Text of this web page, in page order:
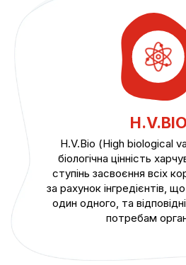
H.V.BIO
H.V.Bio (High biological
біологічна цінність
ступінь засвоєння всіх
за рахунок інгредієнтів,
один одного, та
потребам